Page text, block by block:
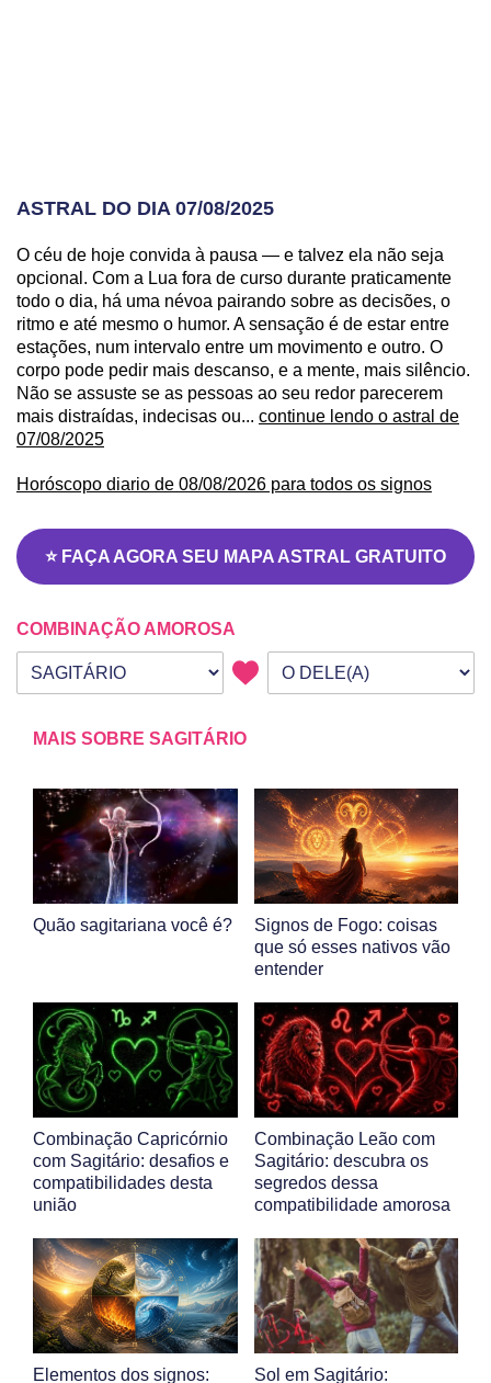
ASTRAL DO DIA 07/08/2025
O céu de hoje convida à pausa — e talvez ela não seja
opcional. Com a Lua fora de curso durante praticamente
todo o dia, há uma névoa pairando sobre as decisões, o
ritmo e até mesmo o humor. A sensação é de estar entre
estações, num intervalo entre um movimento e outro. O
corpo pode pedir mais descanso, e a mente, mais silêncio.
Não se assuste se as pessoas ao seu redor parecerem
mais distraídas, indecisas ou... continue lendo o astral de
07/08/2025
Horóscopo diario de 08/08/2026 para todos os signos
⭐ FAÇA AGORA SEU MAPA ASTRAL GRATUITO
COMBINAÇÃO AMOROSA
Seu signo
Signo da outra pessoa
MAIS SOBRE SAGITÁRIO
Quão sagitariana você é?
Signos de Fogo: coisas
que só esses nativos vão
entender
Combinação Capricórnio
com Sagitário: desafios e
compatibilidades desta
união
Combinação Leão com
Sagitário: descubra os
segredos dessa
compatibilidade amorosa
Elementos dos signos: Sol em Sagitário: